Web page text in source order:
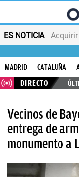
ES NOTICIA Adquirir
MADRID CATALUÑA
DIRECTO
Vecinos de
entrega de
monumento a